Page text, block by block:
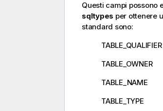
Questi campi possono
sqltypes per ottenere
standard sono:
TABLE_QUALIFIER
TABLE_OWNER
TABLE_NAME
TABLE_TYPE